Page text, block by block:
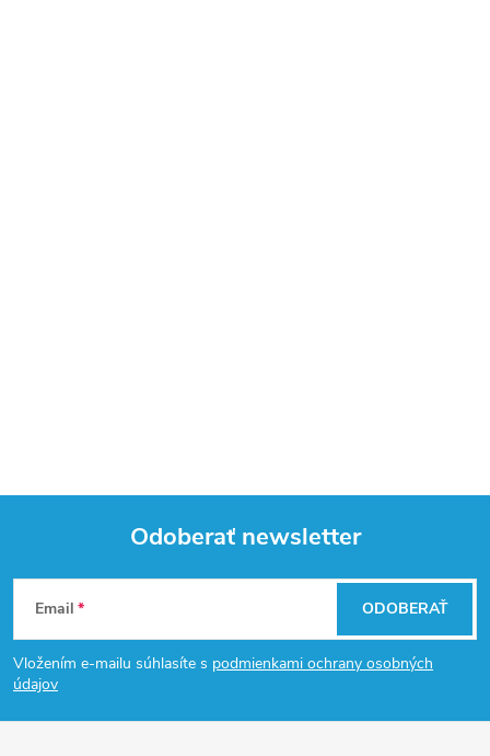
Z
á
p
Odoberať newsletter
Email
Vložením e-mailu súhlasíte s podmienkami ochrany osobných
údajov
ODOBERAŤ